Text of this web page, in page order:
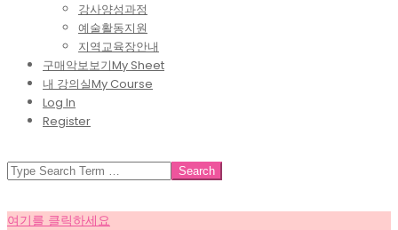
강사양성과정
예술활동지원
지역교육장안내
구매악보보기My Sheet
내 강의실My Course
Log In
Register
SEARCH
여기를 클릭하세요